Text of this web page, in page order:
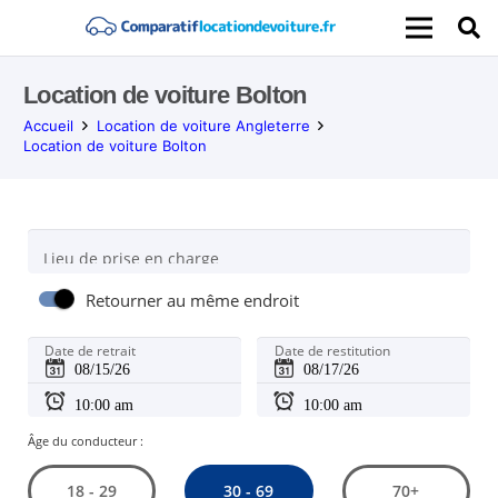
Location de voiture Bolton
Accueil
Location de voiture Angleterre
Location de voiture Bolton
Lieu de prise en charge
Retourner au même endroit
Date de retrait Date de restitution
Âge du conducteur :
18 - 29 30 - 69 70+